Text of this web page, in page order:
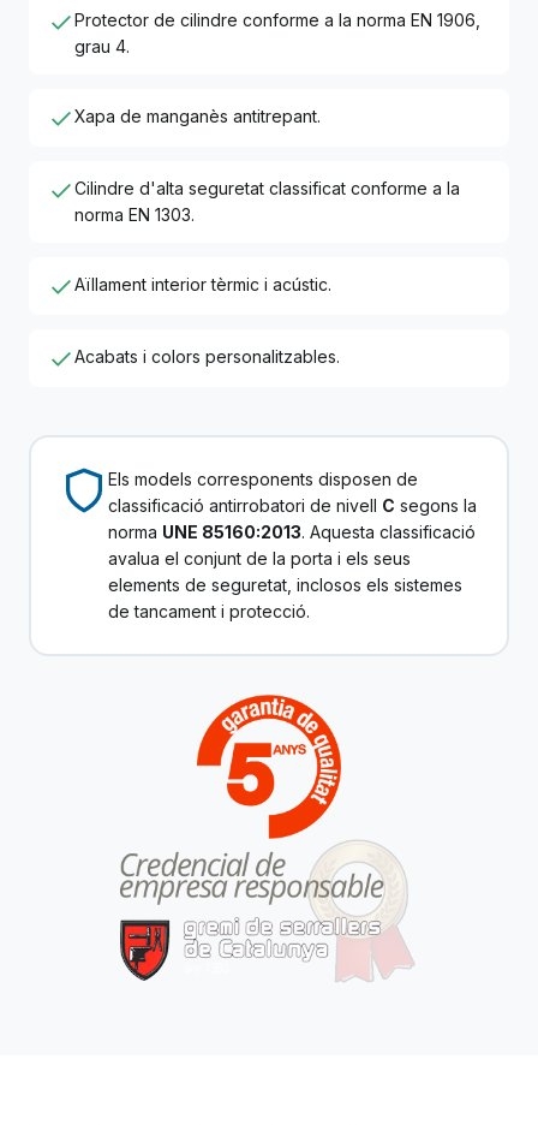
Protector de cilindre conforme a la norma EN 1906,
grau 4.
Xapa de manganès antitrepant.
Cilindre d'alta seguretat classificat conforme a la
norma EN 1303.
Aïllament interior tèrmic i acústic.
Acabats i colors personalitzables.
Els models corresponents disposen de
classificació antirrobatori de nivell C segons la
norma UNE 85160:2013. Aquesta classificació
avalua el conjunt de la porta i els seus
elements de seguretat, inclosos els sistemes
de tancament i protecció.